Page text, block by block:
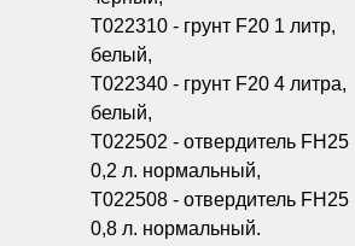
T022310 - грунт F20 1 литр,
белый,
T022340 - грунт F20 4 литра,
белый,
Т022502 - отвердитель FH25
0,2 л. нормальный,
Т022508 - отвердитель FH25
0,8 л. нормальный.